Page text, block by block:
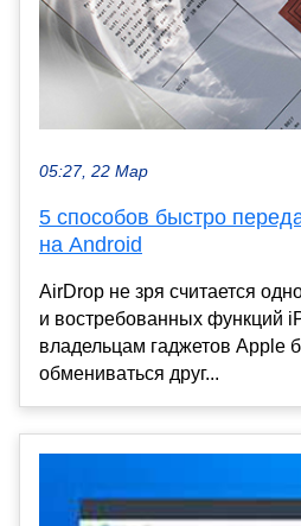
05:27, 22 Мар
5 способов быстро
на Android
AirDrop не зря считается
и востребованных функций
владельцам гаджетов Apple
обмениваться друг...